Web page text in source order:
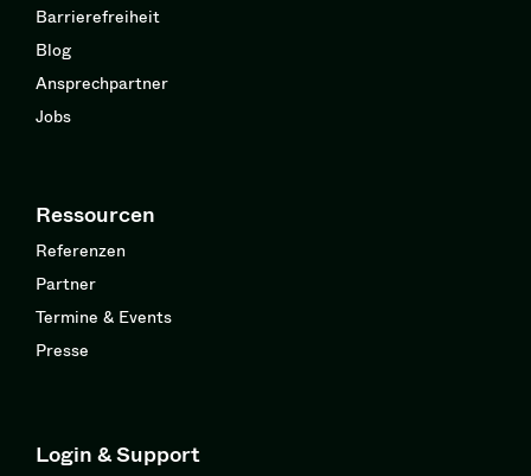
Barrierefreiheit
Blog
Ansprechpartner
Jobs
Ressourcen
Referenzen
Partner
Termine & Events
Presse
Login & Support